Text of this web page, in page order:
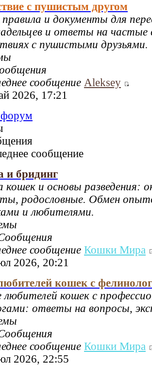
с пушистым другом
и документы для
и ответы на частые
с пушистыми друзьями.
сообщение Aleksey
2026, 17:21
сообщение
и бридинг
кошек и основы разведения:
родословные. Обмен
и любителями.
сообщение Кошки Мира
2026, 20:21
кошек с
кошек с
ответы на вопросы,
сообщение Кошки Мира
2026, 22:55